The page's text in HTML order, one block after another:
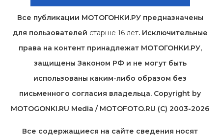
Все публикации МОТОГОНКИ.РУ предназначены
для пользователей старше 16 лет. Исключительные
права на контент принадлежат МОТОГОНКИ.РУ,
защищены Законом РФ и не могут быть
использованы каким-либо образом без
письменного согласия владельца. Copyright by
MOTOGONKI.RU Media / MOTOFOTO.RU (C) 2003-2026
Все содержащиеся на cайте сведения носят